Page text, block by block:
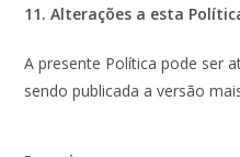
11. Alterações a esta
A presente Política pode ser
sendo publicada a versão